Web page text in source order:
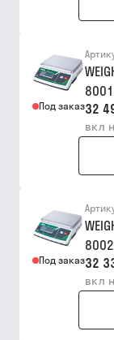
Под заказ32
вкл
Под заказ32
вкл